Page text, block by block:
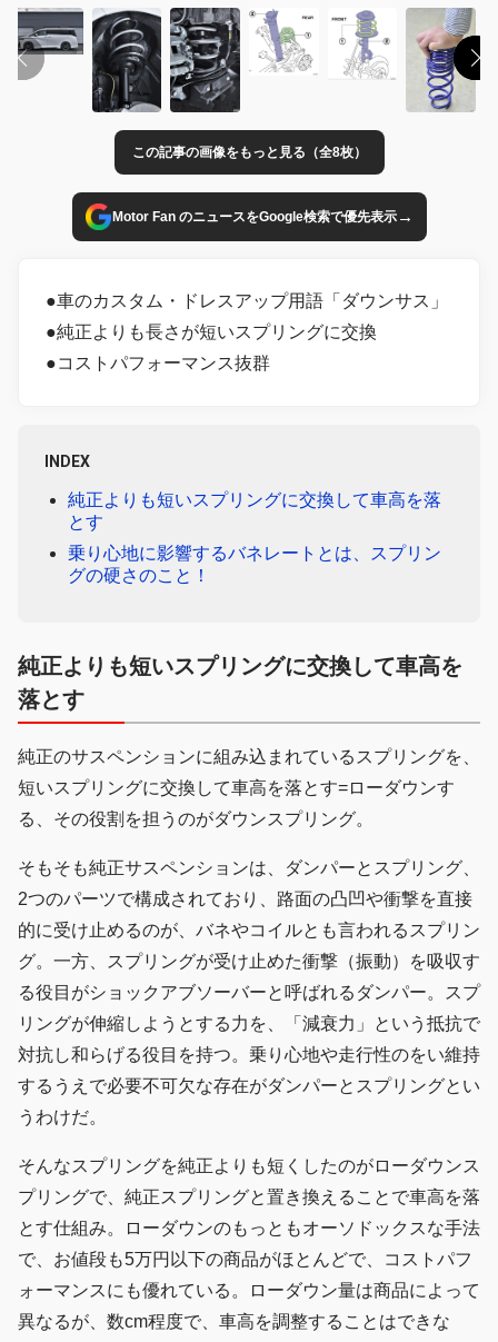
この記事の画像をもっと見る（全8枚）
Motor Fan のニュースをGoogle検索で優先表示→
●車のカスタム・ドレスアップ用語「ダウンサス」
●純正よりも長さが短いスプリングに交換
●コストパフォーマンス抜群
INDEX
純正よりも短いスプリングに交換して車高を落
とす
乗り心地に影響するバネレートとは、スプリン
グの硬さのこと！
純正よりも短いスプリングに交換して車高を
落とす
純正のサスペンションに組み込まれているスプリングを、
短いスプリングに交換して車高を落とす=ローダウンす
る、その役割を担うのがダウンスプリング。
そもそも純正サスペンションは、ダンパーとスプリング、
2つのパーツで構成されており、路面の凸凹や衝撃を直接
的に受け止めるのが、バネやコイルとも言われるスプリン
グ。一方、スプリングが受け止めた衝撃（振動）を吸収す
る役目がショックアブソーバーと呼ばれるダンパー。スプ
リングが伸縮しようとする力を、「減衰力」という抵抗で
対抗し和らげる役目を持つ。乗り心地や走行性のをい維持
するうえで必要不可欠な存在がダンパーとスプリングとい
うわけだ。
そんなスプリングを純正よりも短くしたのがローダウンス
プリングで、純正スプリングと置き換えることで車高を落
とす仕組み。ローダウンのもっともオーソドックスな手法
で、お値段も5万円以下の商品がほとんどで、コストパフ
ォーマンスにも優れている。ローダウン量は商品によって
異なるが、数cm程度で、車高を調整することはできな